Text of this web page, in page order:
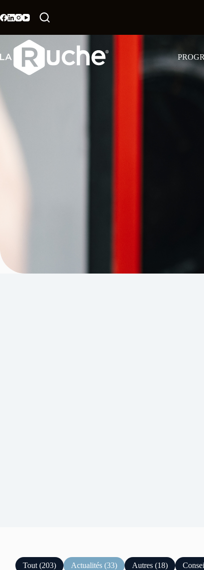
Tout (203) Actualités (33) Autres (18)